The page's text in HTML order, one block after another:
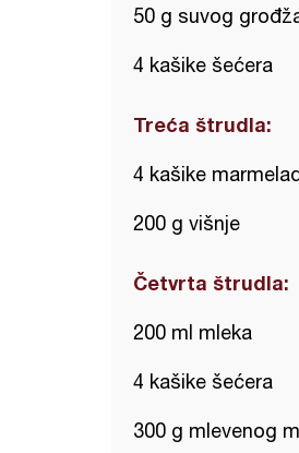
50 g suvog
4 kašike šećera
Treća štrudla:
4 kašike
200 g višnje
Četvrta štrudla:
200 ml mleka
4 kašike šećera
300 g mlevenog